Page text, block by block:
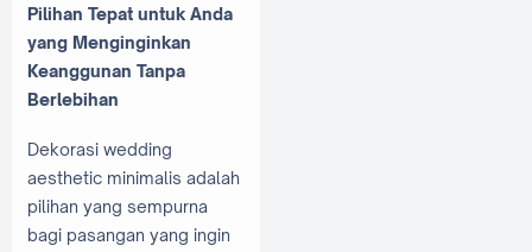
Pilihan Tepat untuk Anda
yang Menginginkan
Keanggunan Tanpa
Berlebihan
Dekorasi wedding
aesthetic minimalis adalah
pilihan yang sempurna
bagi pasangan yang ingin